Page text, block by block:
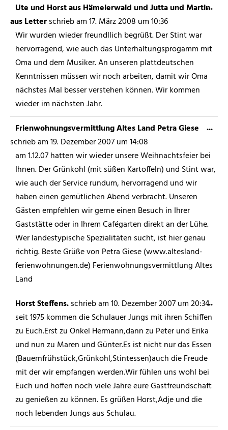
Ute und Horst aus Hämelerwald und Jutta und Martin
aus Letterschrieb am17. März 2008 um10:36
Wir wurden wieder freundllich begrüßt. Der Stint war
hervorragend, wie auch das Unterhaltungsprogamm mit
Oma und dem Musiker. An unseren plattdeutschen
Kenntnissen müssen wir noch arbeiten, damit wir Oma
nächstes Mal besser verstehen können. Wir kommen
wieder im nächsten Jahr.
...
Frienwohnungsvermittlung Altes Land Petra Giese
schrieb am19. Dezember 2007um14:08
am 1.12.07 hatten wir wieder unsere Weihnachtsfeier bei
Ihnen. Der Grünkohl (mit süßen Kartoffeln) und Stint war,
wie auch der Service rundum, hervorragend und wir
haben einen gemütlichen Abend verbracht. Unseren
Gästen empfehlen wir gerne einen Besuch in Ihrer
Gaststätte oder in Ihrem Cafégarten direkt an der Lühe.
Wer landestypische Spezialitäten sucht, ist hier genau
richtig. Beste Grüße von Petra Giese (www.altesland-
ferienwohnungen.de) Ferienwohnungsvermittlung Altes
Land
...
Horst Steffens.schrieb am10. Dezember 2007um20:34
seit 1975 kommen die Schulauer Jungs mit ihren Schiffen
zu Euch.Erst zu Onkel Hermann,dann zu Peter und Erika
und nun zu Maren und Günter.Es ist nicht nur das Essen
(Bauernfrühstück,Grünkohl,Stintessen)auch die Freude
mit der wir empfangen werden.Wir fühlen uns wohl bei
Euch und hoffen noch viele Jahre eure Gastfreundschaft
zu genießen zu können. Es grüßen Horst,Adje und die
noch lebenden Jungs aus Schulau.
...